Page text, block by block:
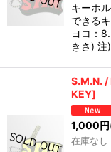
キーホ
できる
ヨコ：
きさ)
S.M.N. /
KEY]
1,000円
在庫なし